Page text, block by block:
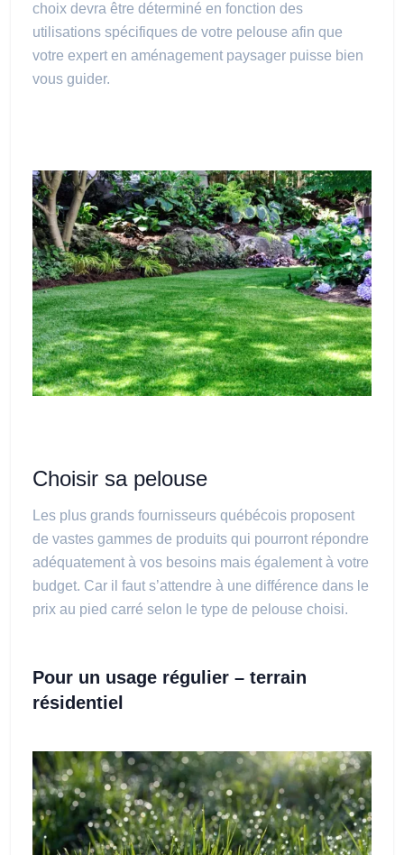
choix devra être déterminé en fonction des
utilisations spécifiques de votre pelouse afin que
votre expert en aménagement paysager puisse bien
vous guider.
Choisir sa pelouse
Les plus grands fournisseurs québécois proposent
de vastes gammes de produits qui pourront répondre
adéquatement à vos besoins mais également à votre
budget. Car il faut s’attendre à une différence dans le
prix au pied carré selon le type de pelouse choisi.
Pour un usage régulier – terrain
résidentiel